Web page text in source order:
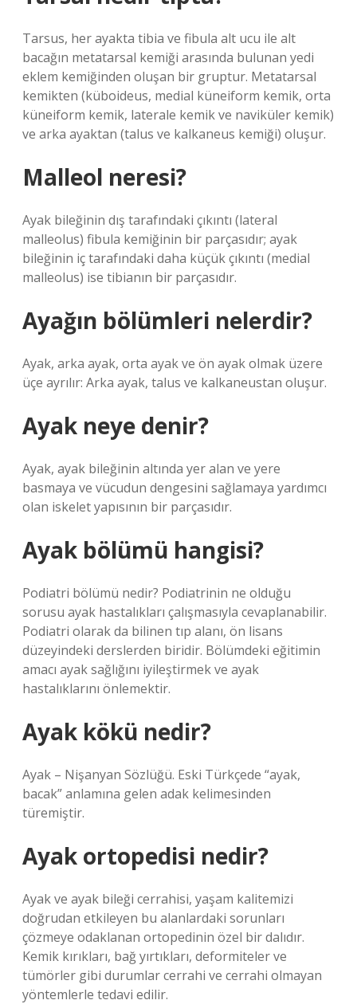
Tarsus, her ayakta tibia ve fibula alt ucu ile alt
bacağın metatarsal kemiği arasında bulunan yedi
eklem kemiğinden oluşan bir gruptur. Metatarsal
kemikten (küboideus, medial küneiform kemik, orta
küneiform kemik, laterale kemik ve naviküler kemik)
ve arka ayaktan (talus ve kalkaneus kemiği) oluşur.
Malleol neresi?
Ayak bileğinin dış tarafındaki çıkıntı (lateral
malleolus) fibula kemiğinin bir parçasıdır; ayak
bileğinin iç tarafındaki daha küçük çıkıntı (medial
malleolus) ise tibianın bir parçasıdır.
Ayağın bölümleri nelerdir?
Ayak, arka ayak, orta ayak ve ön ayak olmak üzere
üçe ayrılır: Arka ayak, talus ve kalkaneustan oluşur.
Ayak neye denir?
Ayak, ayak bileğinin altında yer alan ve yere
basmaya ve vücudun dengesini sağlamaya yardımcı
olan iskelet yapısının bir parçasıdır.
Ayak bölümü hangisi?
Podiatri bölümü nedir? Podiatrinin ne olduğu
sorusu ayak hastalıkları çalışmasıyla cevaplanabilir.
Podiatri olarak da bilinen tıp alanı, ön lisans
düzeyindeki derslerden biridir. Bölümdeki eğitimin
amacı ayak sağlığını iyileştirmek ve ayak
hastalıklarını önlemektir.
Ayak kökü nedir?
Ayak – Nişanyan Sözlüğü. Eski Türkçede “ayak,
bacak” anlamına gelen adak kelimesinden
türemiştir.
Ayak ortopedisi nedir?
Ayak ve ayak bileği cerrahisi, yaşam kalitemizi
doğrudan etkileyen bu alanlardaki sorunları
çözmeye odaklanan ortopedinin özel bir dalıdır.
Kemik kırıkları, bağ yırtıkları, deformiteler ve
tümörler gibi durumlar cerrahi ve cerrahi olmayan
yöntemlerle tedavi edilir.